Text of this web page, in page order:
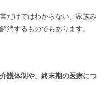
だけではわからない、家族み
消するものでもあります。
護体制や、終末期の医療につ